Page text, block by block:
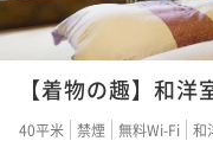
【着物の趣】和洋
40平米 禁煙 無料Wi-Fi 和